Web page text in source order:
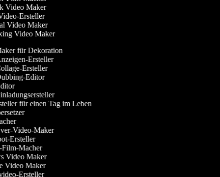
Video Maker
Ersteller
Video Maker
Video Maker
für Dekoration
Ersteller
Ersteller
Editor
für einen Tag im Leben
Video-Maker
Ersteller
Macher
Video Maker
Video Maker
Ersteller